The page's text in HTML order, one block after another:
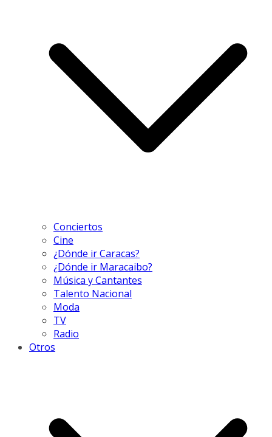
Conciertos
Cine
¿Dónde ir Caracas?
¿Dónde ir Maracaibo?
Música y Cantantes
Talento Nacional
Moda
TV
Radio
Otros